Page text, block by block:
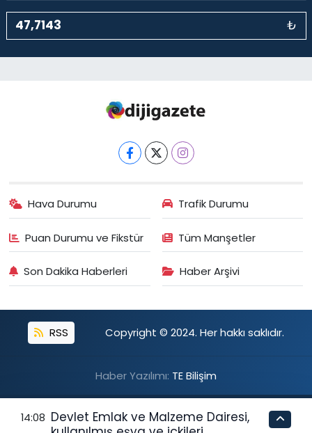
₺
Hava Durumu Trafik Durumu
Puan Durumu ve Fikstür Tüm Manşetler
Son Dakika Haberleri Haber Arşivi
RSS Copyright © 2024. Her hakkı saklıdır.
Haber Yazılımı: TE Bilişim
14:08 Devlet Emlak ve Malzeme Dairesi,